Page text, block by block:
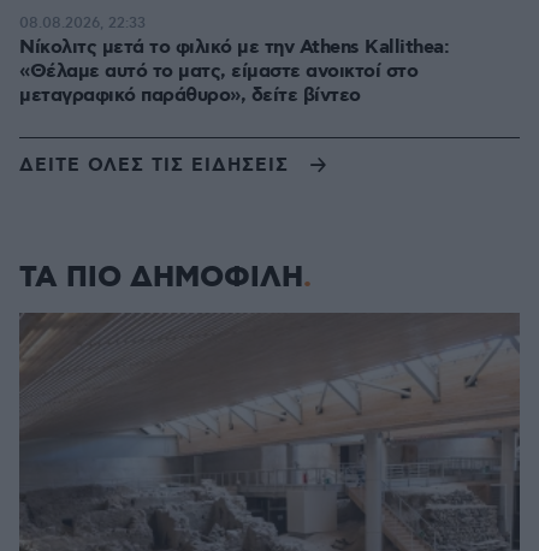
Νίκολιτς μετά το φιλικό με την Athens Kallithea:
«Θέλαμε αυτό το ματς, είμαστε ανοικτοί στο
μεταγραφικό παράθυρο», δείτε βίντεο
08.08.2026, 22:33
ΔΕΙΤΕ ΟΛΕΣ ΤΙΣ ΕΙΔΗΣΕΙΣ
ΤΑ ΠΙΟ ΔΗΜΟΦΙΛΗ